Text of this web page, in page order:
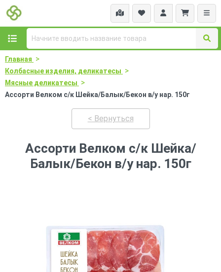
Главная >
Колбасные изделия, деликатесы >
Мясные деликатесы >
Ассорти Велком с/к Шейка/Балык/Бекон в/у нар. 150г
< Вернуться
Ассорти Велком с/к Шейка/
Балык/Бекон в/у нар. 150г